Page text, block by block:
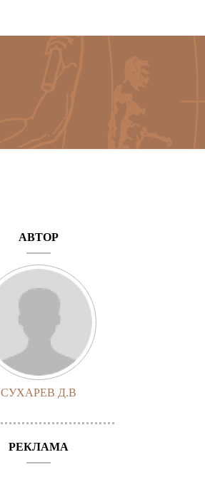
АВТОР
СУХАРЕВ Д.В
РЕКЛАМА